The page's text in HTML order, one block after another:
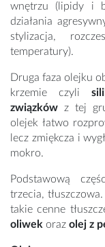
wnętrzu (lipidy i
działania
stylizacja,
temperatury).
Druga faza olejku
krzemie czyli
związków z tej
olejek łatwo
lecz zmiękcza i
mokro.
Podstawową
trzecia,
takie cenne
oliwek oraz olej z